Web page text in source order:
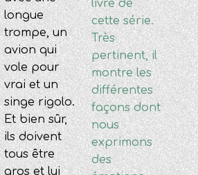
longue
trompe, un
avion qui
vole pour
vrai et un
singe rigolo.
Et bien sûr,
ils doivent
tous être
gros et lui
livre de
cette série.
Très
pertinent, il
montre les
différentes
façons dont
nous
exprimons
des